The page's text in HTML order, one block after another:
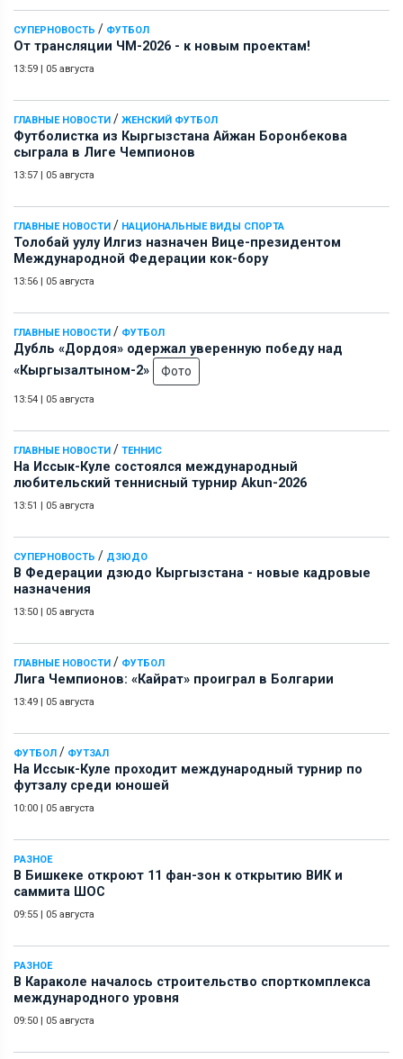
СУПЕРНОВОСТЬ / ФУТБОЛ
От трансляции ЧМ-2026 - к новым проектам!
13:59 | 05 августа
ГЛАВНЫЕ НОВОСТИ / ЖЕНСКИЙ ФУТБОЛ
Футболистка из Кыргызстана Айжан Боронбекова
сыграла в Лиге Чемпионов
13:57 | 05 августа
ГЛАВНЫЕ НОВОСТИ / НАЦИОНАЛЬНЫЕ ВИДЫ СПОРТА
Толобай уулу Илгиз назначен Вице-президентом
Международной Федерации кок-бору
13:56 | 05 августа
ГЛАВНЫЕ НОВОСТИ / ФУТБОЛ
Дубль «Дордоя» одержал уверенную победу над
«Кыргызалтыном-2»
Фото
13:54 | 05 августа
ГЛАВНЫЕ НОВОСТИ / ТЕННИС
На Иссык-Куле состоялся международный
любительский теннисный турнир Akun-2026
13:51 | 05 августа
СУПЕРНОВОСТЬ / ДЗЮДО
В Федерации дзюдо Кыргызстана - новые кадровые
назначения
13:50 | 05 августа
ГЛАВНЫЕ НОВОСТИ / ФУТБОЛ
Лига Чемпионов: «Кайрат» проиграл в Болгарии
13:49 | 05 августа
ФУТБОЛ / ФУТЗАЛ
На Иссык-Куле проходит международный турнир по
футзалу среди юношей
10:00 | 05 августа
РАЗНОЕ
В Бишкеке откроют 11 фан-зон к открытию ВИК и
саммита ШОС
09:55 | 05 августа
РАЗНОЕ
В Караколе началось строительство спорткомплекса
международного уровня
09:50 | 05 августа